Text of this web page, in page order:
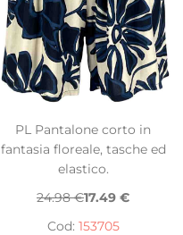
PL Pantalone corto in
fantasia floreale, tasche ed
elastico.
24.98 €17.49 €
Cod: 153705